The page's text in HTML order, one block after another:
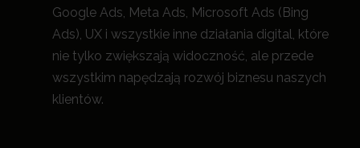
Google Ads, Meta Ads, Microsoft Ads (Bing
Ads), UX i wszystkie inne działania digital, które
nie tylko zwiększają widoczność, ale przede
wszystkim napędzają rozwój biznesu naszych
klientów.